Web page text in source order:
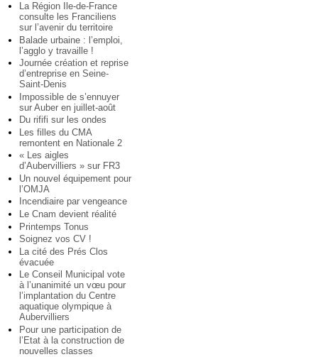
La Région Ile-de-France
consulte les Franciliens
sur l’avenir du territoire
Balade urbaine : l’emploi,
l’agglo y travaille !
Journée création et reprise
d’entreprise en Seine-
Saint-Denis
Impossible de s’ennuyer
sur Auber en juillet-août
Du rififi sur les ondes
Les filles du CMA
remontent en Nationale 2
« Les aigles
d’Aubervilliers » sur FR3
Un nouvel équipement pour
l’OMJA
Incendiaire par vengeance
Le Cnam devient réalité
Printemps Tonus
Soignez vos CV !
La cité des Prés Clos
évacuée
Le Conseil Municipal vote
à l’unanimité un vœu pour
l’implantation du Centre
aquatique olympique à
Aubervilliers
Pour une participation de
l’Etat à la construction de
nouvelles classes